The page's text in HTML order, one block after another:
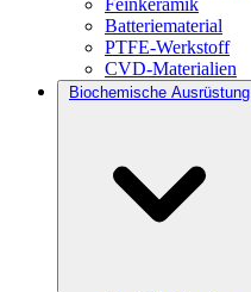
Batteriematerial
PTFE-Werkstoff
CVD-Materialien
Biochemische Ausrüstung